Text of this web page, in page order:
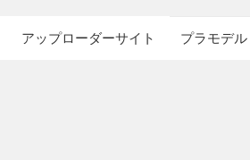
アップローダーサイト プラモデル